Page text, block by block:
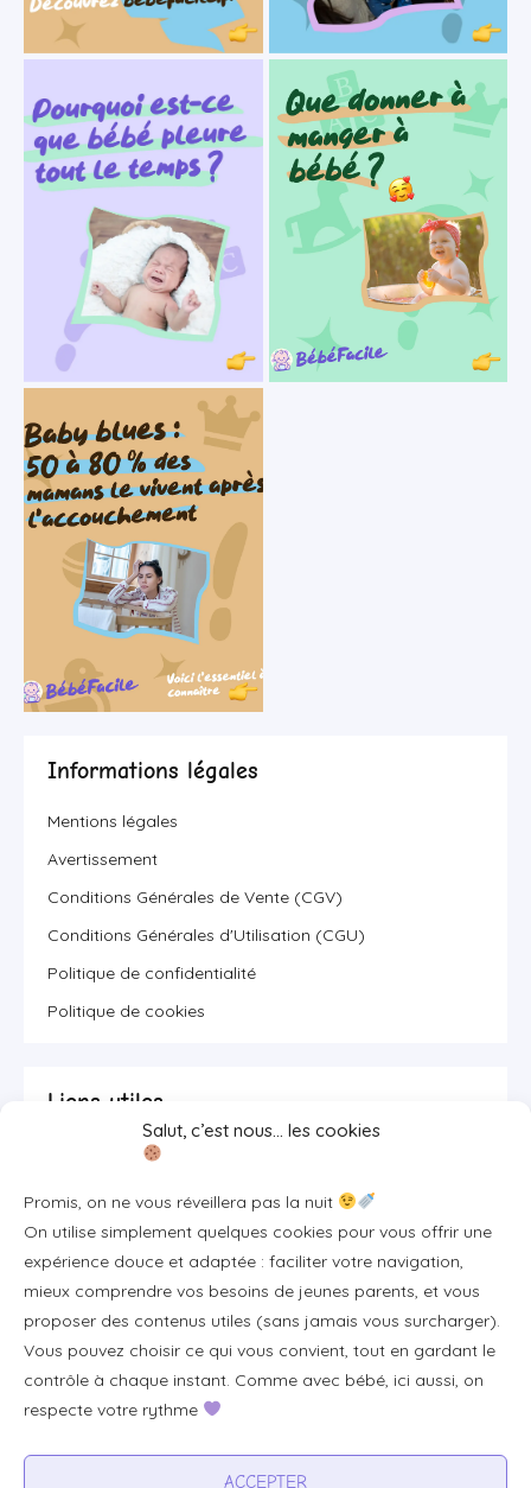
Salut, c’est nous… les cookies
Promis, on ne vous réveillera pas la nuit
On utilise simplement quelques cookies pour vous offrir une
expérience douce et adaptée : faciliter votre navigation,
mieux comprendre vos besoins de jeunes parents, et vous
proposer des contenus utiles (sans jamais vous surcharger).
Vous pouvez choisir ce qui vous convient, tout en gardant le
contrôle à chaque instant. Comme avec bébé, ici aussi, on
respecte votre rythme
ACCEPTER
Informations légales
Mentions légales
Avertissement
Conditions Générales de Vente (CGV)
Conditions Générales d'Utilisation (CGU)
Politique de confidentialité
Politique de cookies
Liens utiles
Se connecter/S'inscrire
FAQ / Livraison & accès
À propos
Plan du site
Tous les articles
Professionnels & partenariats